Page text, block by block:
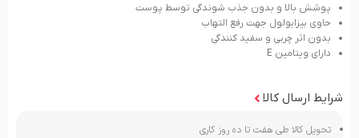
پوشش بالا و بدون جذب شوندگی توسط پوست
حاوی بیزابولول جهت رفع التهاب
بدون اثر چربی و سفید کنندگی
دارای ویتامین E
شرایط ارسال کالا
تحویل کالا طی هفت تا ده روز کاری